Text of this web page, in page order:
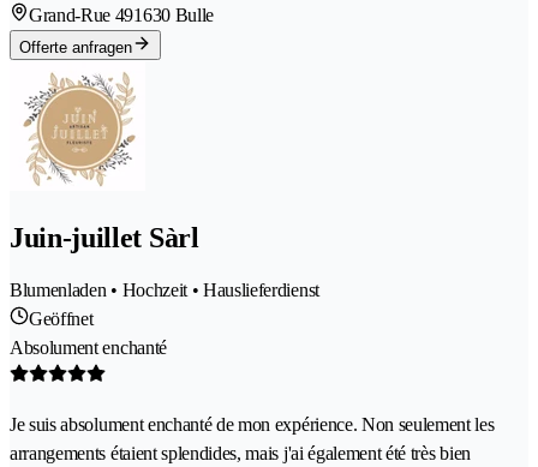
Grand-Rue 491630 Bulle
Offerte anfragen
Juin-juillet Sàrl
Blumenladen • Hochzeit • Hauslieferdienst
Geöffnet
Absolument enchanté
Je suis absolument enchanté de mon expérience. Non seulement les
arrangements étaient splendides, mais j'ai également été très bien